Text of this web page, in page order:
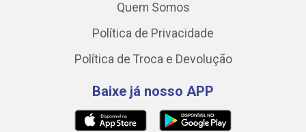
Quem Somos
Política de Privacidade
Política de Troca e Devolução
Baixe já nosso APP